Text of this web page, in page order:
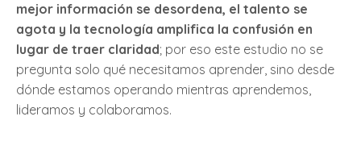
mejor información se desordena, el talento se
agota y la tecnología amplifica la confusión en
lugar de traer claridad; por eso este estudio no se
pregunta solo qué necesitamos aprender, sino desde
dónde estamos operando mientras aprendemos,
lideramos y colaboramos.